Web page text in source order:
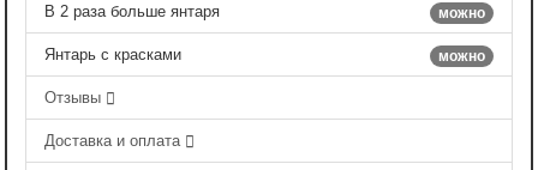
можно
В 2 раза больше янтаря
можно
Янтарь с красками
Отзывы
Доставка и оплата